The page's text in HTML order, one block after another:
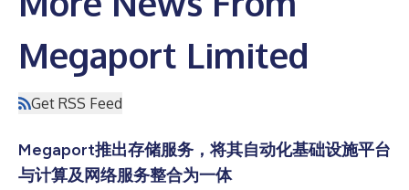
Megaport Limited
Get RSS Feed
Megaport推出存储服务，将其自动化基础设施平台
与计算及网络服务整合为一体